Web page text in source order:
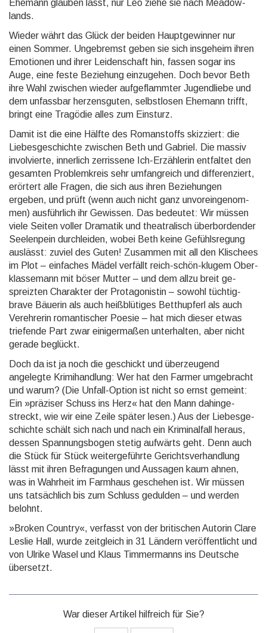
Ehemann glauben lässt, nur Leo ziehe sie nach Meadow­
lands.
Wieder währt das Glück der beiden Haupt­gewin­ner nur
einen Sommer. Unge­bremst geben sie sich insge­heim ihren
Emotionen und ihrer Leiden­schaft hin, fassen sogar ins
Auge, eine feste Bezie­hung einzu­gehen. Doch bevor Beth
ihre Wahl zwischen wieder aufge­flamm­ter Jugend­liebe und
dem unfass­bar herzens­guten, selbst­losen Ehe­mann trifft,
bringt eine Tragödie alles zum Einsturz.
Damit ist die eine Hälfte des Romanstoffs skizziert: die
Liebes­ge­schichte zwischen Beth und Gabriel. Die massiv
invol­vierte, inner­lich zer­rissene Ich-Erzäh­lerin entfaltet den
gesamten Pro­blem­kreis sehr umfang­reich und dif­feren­ziert,
erörtert alle Fragen, die sich aus ihren Be­zie­hun­gen
ergeben, und prüft (wenn auch nicht ganz unvor­einge­nom­
men) aus­führ­lich ihr Gewissen. Das bedeutet: Wir müssen
viele Seiten voller Dramatik und theatra­lisch über­bor­dender
Seelen­pein durch­leiden, wobei Beth keine Gefühls­regung
aus­lässt: zuviel des Guten! Zu­sam­men mit all den Klischees
im Plot – einfaches Mädel verfällt reich-schön-klugem Ober­
klasse­mann mit böser Mutter – und dem allzu breit ge­
spreiz­ten Cha­rak­ter der Pro­tago­nistin – sowohl tüchtig-
brave Bäuerin als auch heiß­blütiges Bett­hupferl als auch
Ver­ehrerin roman­tischer Poesie – hat mich dieser etwas
trie­fende Part zwar einiger­maßen unter­halten, aber nicht
gerade be­glückt.
Doch da ist ja noch die geschickt und überzeugend
angelegte Krimi­hand­lung: Wer hat den Farmer umge­bracht
und warum? (Die Unfall-Option ist nicht so ernst gemeint:
Ein »präziser Schuss ins Herz« hat den Mann dahin­ge­
streckt, wie wir eine Zeile später lesen.) Aus der Liebes­ge­
schichte schält sich nach und nach ein Kriminal­fall heraus,
dessen Span­nungs­bogen stetig auf­wärts geht. Denn auch
die Stück für Stück weiter­ge­führte Ge­richts­ver­hand­lung
lässt mit ihren Be­fragun­gen und Aussagen kaum ahnen,
was in Wahrheit im Farmhaus geschehen ist. Wir müssen
uns tat­säch­lich bis zum Schluss gedulden – und werden
belohnt.
»Broken Country«, verfasst von der britischen Autorin Clare
Leslie Hall, wurde zeit­gleich in 31 Ländern ver­öffent­licht und
von Ulrike Wasel und Klaus Timmer­manns ins Deutsche
übersetzt.
War dieser Artikel hilfreich für Sie?